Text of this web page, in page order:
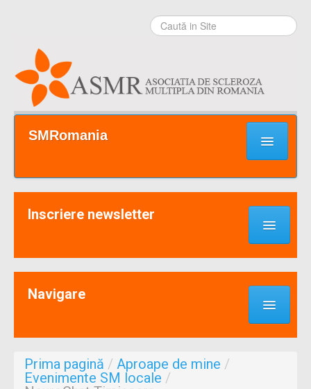
Sari la
navigare
Secţiuni
SMRomania
Noutati & Cercetari
Aproape de mine
Despre noi
Inscriere newsletter
Navigare
Prima pagină / Aproape de mine /
Evenimente SM locale /